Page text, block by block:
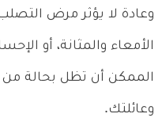
وعادة لا يؤثر مرض
الأمعاء والمثانة، أو
الممكن أن تظل بحالة
وعائلتك.